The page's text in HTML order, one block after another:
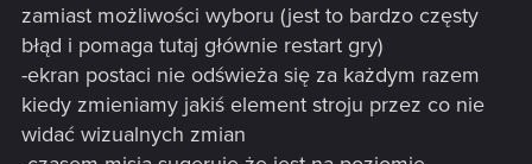
zamiast możliwości wyboru (jest to bardzo częsty
błąd i pomaga tutaj głównie restart gry)
-ekran postaci nie odświeża się za każdym razem
kiedy zmieniamy jakiś element stroju przez co nie
widać wizualnych zmian